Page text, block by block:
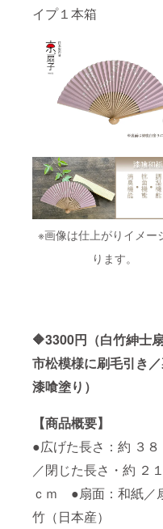
イプ１本箱
※画像は仕上がりイメー
ります。
🔶3300円（白竹紳士
市松模様に刷毛引き
漆喰塗り）
【商品概要】
●広げた長さ：約 ３８
／閉じた長さ・約 ２
ｃｍ ●扇面：和紙／
竹（日本産）